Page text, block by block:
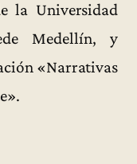
la Universidad
Medellín, y
«Narrativas